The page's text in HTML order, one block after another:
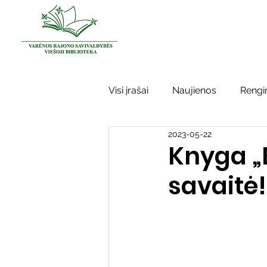
Visi įrašai Naujienos
Kraštotyros darbai
Sidabrinės bitės Garbės
Knyga
2023-05-22